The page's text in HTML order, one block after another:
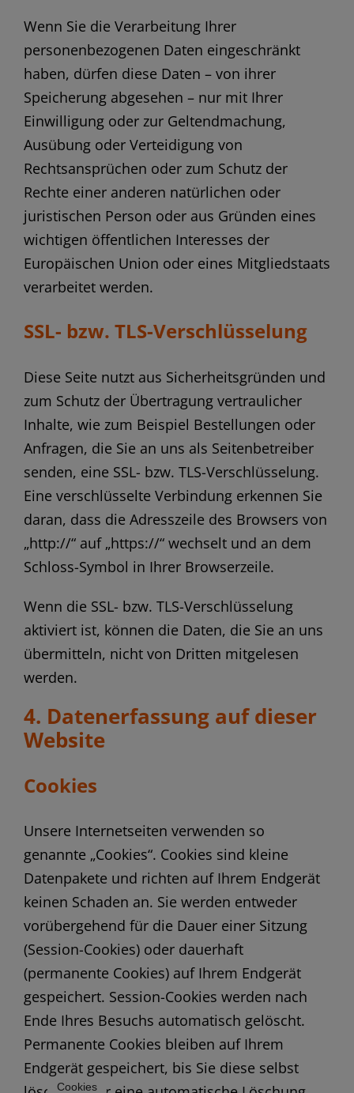
Wenn Sie die Verarbeitung Ihrer
personenbezogenen Daten eingeschränkt
haben, dürfen diese Daten – von ihrer
Speicherung abgesehen – nur mit Ihrer
Einwilligung oder zur Geltendmachung,
Ausübung oder Verteidigung von
Rechtsansprüchen oder zum Schutz der
Rechte einer anderen natürlichen oder
juristischen Person oder aus Gründen eines
wichtigen öffentlichen Interesses der
Europäischen Union oder eines Mitgliedstaats
verarbeitet werden.
SSL- bzw. TLS-Verschlüsselung
Diese Seite nutzt aus Sicherheitsgründen und
zum Schutz der Übertragung vertraulicher
Inhalte, wie zum Beispiel Bestellungen oder
Anfragen, die Sie an uns als Seitenbetreiber
senden, eine SSL- bzw. TLS-Verschlüsselung.
Eine verschlüsselte Verbindung erkennen Sie
daran, dass die Adresszeile des Browsers von
„http://“ auf „https://“ wechselt und an dem
Schloss-Symbol in Ihrer Browserzeile.
Wenn die SSL- bzw. TLS-Verschlüsselung
aktiviert ist, können die Daten, die Sie an uns
übermitteln, nicht von Dritten mitgelesen
werden.
4. Datenerfassung auf dieser
Website
Cookies
Unsere Internetseiten verwenden so
genannte „Cookies“. Cookies sind kleine
Datenpakete und richten auf Ihrem Endgerät
keinen Schaden an. Sie werden entweder
vorübergehend für die Dauer einer Sitzung
(Session-Cookies) oder dauerhaft
(permanente Cookies) auf Ihrem Endgerät
gespeichert. Session-Cookies werden nach
Ende Ihres Besuchs automatisch gelöscht.
Permanente Cookies bleiben auf Ihrem
Endgerät gespeichert, bis Sie diese selbst
Cookies